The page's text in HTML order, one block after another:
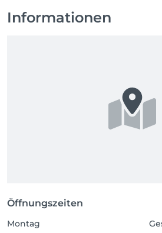
Informationen
Öffnungszeiten
Montag